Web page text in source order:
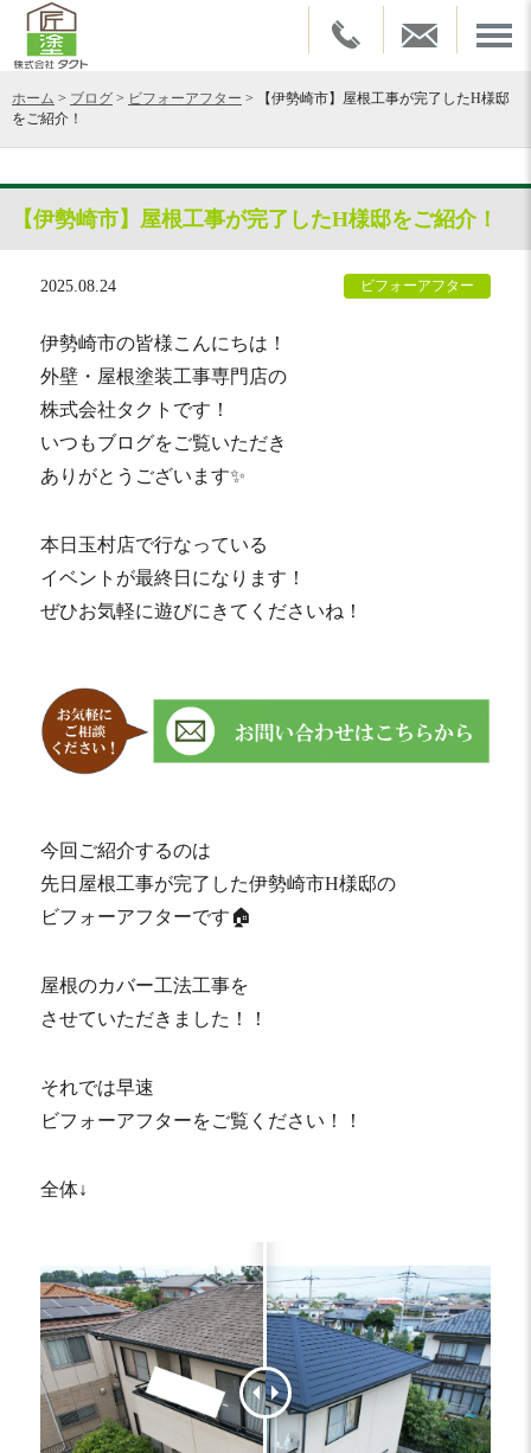
ホーム > ブログ > ビフォーアフター >
【伊勢崎市】屋根工事が完了したH様邸
をご紹介！
【伊勢崎市】屋根工事が完了したH様邸をご紹介！
2025.08.24 ビフォーアフター
伊勢崎市の皆様こんにちは！
外壁・屋根塗装工事専門店の
株式会社タクトです！
いつもブログをご覧いただき
ありがとうございます✨
本日玉村店で行なっている
イベントが最終日になります！
ぜひお気軽に遊びにきてくださいね！
今回ご紹介するのは
先日屋根工事が完了した伊勢崎市H様邸の
ビフォーアフターです🏠
屋根のカバー工法工事を
させていただきました！！
それでは早速
ビフォーアフターをご覧ください！！
全体↓